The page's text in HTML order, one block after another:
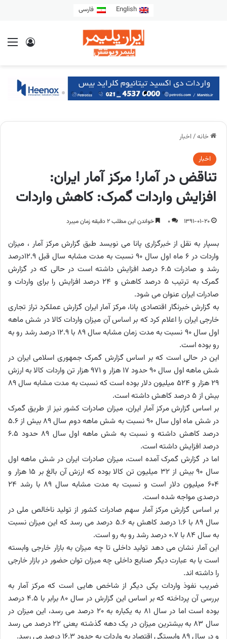
English فارسی
خانه/ اخبار
اخبار
تناقض در آمار! مرکز آمار ایران:
افزایش واردات گمرک: کاهش واردات
1391-01-20
0 خواندن این مطلب 2 دقیقه زمان میبرد
بسپار به نقل از خبرگزاری پانا می نویسد طبق گزارش مرکز آمار ، میزان
واردات در 6 ماه اول سال 90 نسبت به مدت مشابه سال قبل 12.9درصد
رشد و صادرات 6.5 درصد افزایش داشته است در حالی که در گزارش
گمرک به ترتیب 5 درصد کاهش و 24 درصد افزایش را برای واردات و
صادرات ایران عنوان می شود.
به گزارش خبرنگار اقتصادی پانا، مرکز آمار ایران گزارش عملکرد تراز تجاری
خارجی ایران را اعلام کرد که بر اساس آن میزان واردات کالا در شش ماهه
اول سال 90 نسبت به مدت زمان مشابه سال 89 با 12.9 درصد رشد رو به
رو بوده است.
این در حالی است که بر اساس گزارش گمرک جمهوری اسلامی ایران در
شش ماهه اول سال 90 حدود 17 هزار و 971 هزار تن واردات کالا به ارزش
29 هزار و 524 میلیون دلار بوده است که نسبت به مدت مشابه سال 89
بیش از 5 درصد کاهش داشته است.
بر اساس گزارش مرکز آمار ایران، میزان صادرات کشور نیز از طریق گمرک
در شش ماه اول سال 90 نسبت به شش ماهه دوم سال 89 بیش از 5.6
درصد کاهش داشته و نسبت به شش ماهه اول سال 89 حدود 6.5
درصد افزایش داشته است.
اما در گزارش گمرک آمده است، میزان صادرات ایران در شش ماهه اول
سال 90 بیش از 32 میلیون تن کالا بوده که ارزش آن بالغ بر 15 هزار و
604 میلیون دلار است و نسبت به مدت مشابه سال 89 با رشد 24
درصدی مواجه شده است.
بر اساس گزارش مرکز آمار سهم صادرات کشور از تولید ناخالص ملی در
سال 89 با 1.6 درصد کاهش به 5.6 درصد می رسد که این میزان نسبت
به سال 84 با 0.7 درصد رشد رو به رو است.
این آمار نشان می دهد تولید داخلی تا چه میزان به بازار خارجی وابسته
است یا به عبارت دیگر صنایع داخلی چه میزان توان حضور در بازار خارجی
را داشته اند.
ضریب نفوذ واردات یکی دیگر از شاخص هایی است که مرکز آمار به
بررسی آن پرداخته که بر اساس این گزارش در سال 80 برابر با 4.5 درصد
بوده است اما در سال 81 به یکباره به 20 درصد می رسد، این میزان در
سال 83 به بیشترین میزان در یک دهه گذشته یعنی 22 درصد می رسد